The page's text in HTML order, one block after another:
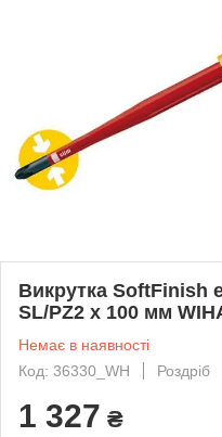
Викрутка SoftFinish
SL/PZ2 x 100 мм
Немає в наявності
Код: 36330_WH
Роздріб
1 327 ₴